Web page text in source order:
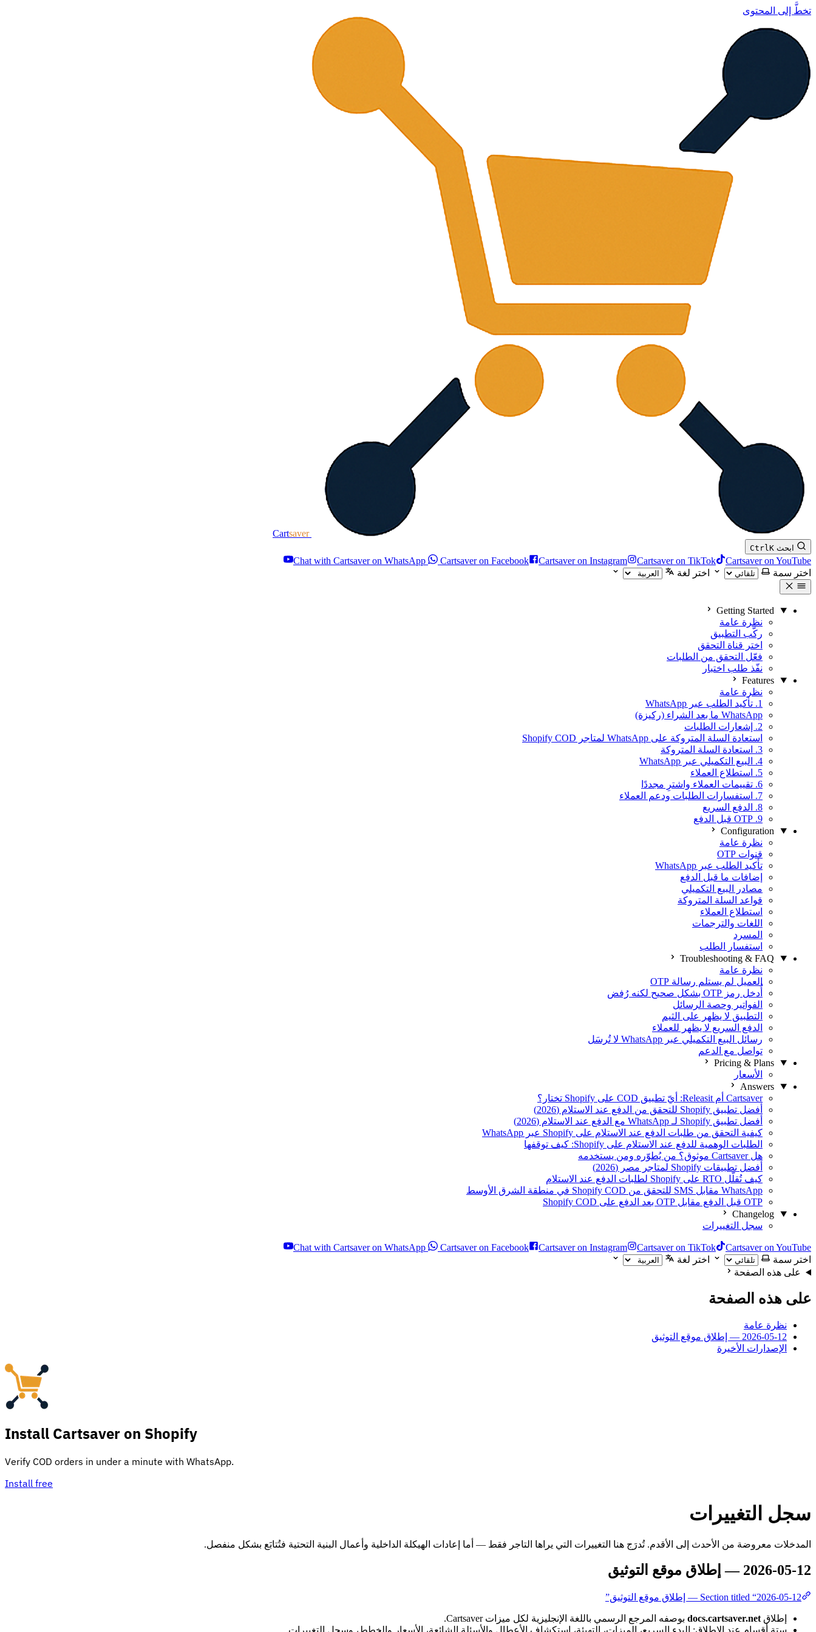
تخطَّ إلى المحتوى
Cartsaver
ابحث CtrlK
Chat with Cartsaver on WhatsApp Cartsaver on Facebook Cartsaver on Instagram Cartsaver on TikTok
Cartsaver on YouTube
اختر سمة
اختر لغة
Getting Started
نظرة عامة
ركّب التطبيق
اختر قناة التحقق
فعّل التحقق من الطلبات
نفّذ طلب اختبار
Features
نظرة عامة
1. تأكيد الطلب عبر WhatsApp
WhatsApp ما بعد الشراء (ركيزة)
2. إشعارات الطلبات
استعادة السلة المتروكة على WhatsApp لمتاجر Shopify COD
3. استعادة السلة المتروكة
4. البيع التكميلي عبر WhatsApp
5. استطلاع العملاء
6. تقييمات العملاء واشترِ مجددًا
7. استفسارات الطلبات ودعم العملاء
8. الدفع السريع
9. OTP قبل الدفع
Configuration
نظرة عامة
قنوات OTP
تأكيد الطلب عبر WhatsApp
إضافات ما قبل الدفع
مصادر البيع التكميلي
قواعد السلة المتروكة
استطلاع العملاء
اللغات والترجمات
المسرد
استفسار الطلب
Troubleshooting & FAQ
نظرة عامة
العميل لم يستلم رسالة OTP
أُدخل رمز OTP بشكل صحيح لكنه رُفض
الفواتير وحصة الرسائل
التطبيق لا يظهر على الثيم
الدفع السريع لا يظهر للعملاء
رسائل البيع التكميلي عبر WhatsApp لا تُرسَل
تواصل مع الدعم
Pricing & Plans
الأسعار
Answers
Cartsaver أم Releasit: أيّ تطبيق COD على Shopify تختار؟
أفضل تطبيق Shopify للتحقق من الدفع عند الاستلام (2026)
أفضل تطبيق Shopify لـ WhatsApp مع الدفع عند الاستلام (2026)
كيفية التحقق من طلبات الدفع عند الاستلام على Shopify عبر WhatsApp
الطلبات الوهمية للدفع عند الاستلام على Shopify: كيف توقفها
هل Cartsaver موثوق؟ من يُطوّره ومن يستخدمه
أفضل تطبيقات Shopify لمتاجر مصر (2026)
كيف تُقلّل RTO على Shopify لطلبات الدفع عند الاستلام
WhatsApp مقابل SMS للتحقق من Shopify COD في منطقة الشرق الأوسط
OTP قبل الدفع مقابل OTP بعد الدفع على Shopify COD
Changelog
سجل التغييرات
Chat with Cartsaver on WhatsApp Cartsaver on Facebook Cartsaver on Instagram Cartsaver on TikTok
Cartsaver on YouTube
اختر سمة
اختر لغة
على هذه الصفحة
على هذه الصفحة
نظرة عامة
2026-05-12 — إطلاق موقع التوثيق
الإصدارات الأخيرة
Install Cartsaveron Shopify
Verify COD orders in under a minute with WhatsApp.
Install free
سجل التغييرات
المدخلات معروضة من الأحدث إلى الأقدم. تُدرَج هنا التغييرات التي يراها التاجر فقط — أما إعادات الهيكلة الداخلية وأعمال البنية التحتية فتُتابَع بشكل منفصل.
2026-05-12 — إطلاق موقع التوثيق
Section titled “2026-05-12 — إطلاق موقع التوثيق”
إطلاق docs.cartsaver.net بوصفه المرجع الرسمي باللغة الإنجليزية لكل ميزات Cartsaver.